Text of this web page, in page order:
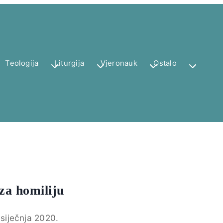
Teologija Liturgija Vjeronauk Ostalo
homiliju
2020.